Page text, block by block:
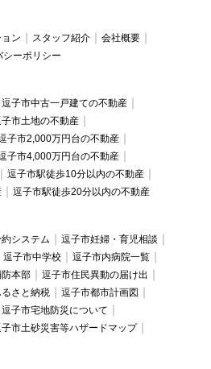
ン スタッフ紹介
会社概要
シーポリシー
逗子市中古一戸建ての不動産
市土地の不動産
子市2,000万円台の不動産
子市4,000万円台の不動産
逗子市駅徒歩10分以内の不動産
逗子市駅徒歩20分以内の不動産
システム
逗子市妊婦・育児相談
逗子市中学校
逗子市内病院一覧
本部
逗子市住民異動の届け出
さと納税
逗子市都市計画図
逗子市宅地防災について
市土砂災害等ハザードマップ